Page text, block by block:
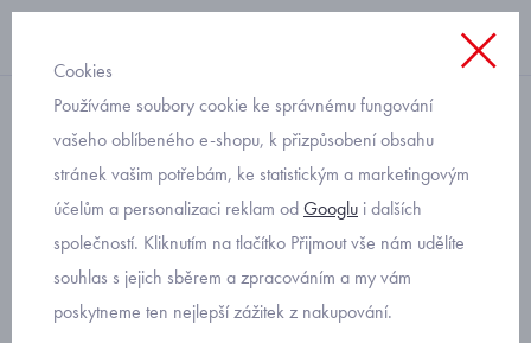
softshellové zateplené
softshellové dětské zimní
rukavice Snow 0301 velikost
Cookies
Používáme soubory cookie ke správnému fungování
vašeho oblíbeného e-shopu, k přizpůsobení obsahu
stránek vašim potřebám, ke statistickým a marketingovým
účelům a personalizaci reklam odGooglu i dalších
společností. Kliknutím na tlačítko Přijmout vše nám udělíte
souhlas s jejich sběrem a zpracováním a my vám
poskytneme ten nejlepší zážitek z nakupování.